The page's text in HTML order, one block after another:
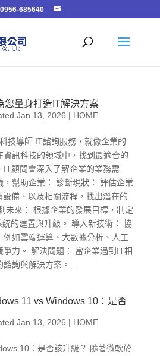
0956-685640
您量身打造IT解決方案
Jan 13, 2026 | HOME
技導師 IT諮詢服務，就像企業的
訊科技的領域中，找到最適合的
IT顧問會深入了解企業的業務需
，幫助企業： 診斷現狀： 評估企業
備、以及相關流程，找出潛在的
未來： 根據企業的發展目標，制定
的建置與升級。 導入新技術： 協
例如雲端運算、大數據分析、人工
力。 解決問題： 當企業遇到IT相
詢與解決方案。...
11 vs Windows 10：是否
Jan 13, 2026 | HOME
10：是否該升級？ 隨著微軟於